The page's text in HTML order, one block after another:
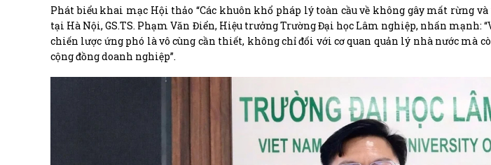
Phát biểu khai mạc Hội thảo “Các khuôn khổ pháp lý toàn cầu về không gây mất rừng và
tại Hà Nội, GS.TS. Phạm Văn Điển, Hiệu trưởng Trường Đại học Lâm nghiệp, nhấn mạnh:
chiến lược ứng phó là vô cùng cần thiết, không chỉ đối với cơ quan quản lý nhà nước mà
cộng đồng doanh nghiệp”.